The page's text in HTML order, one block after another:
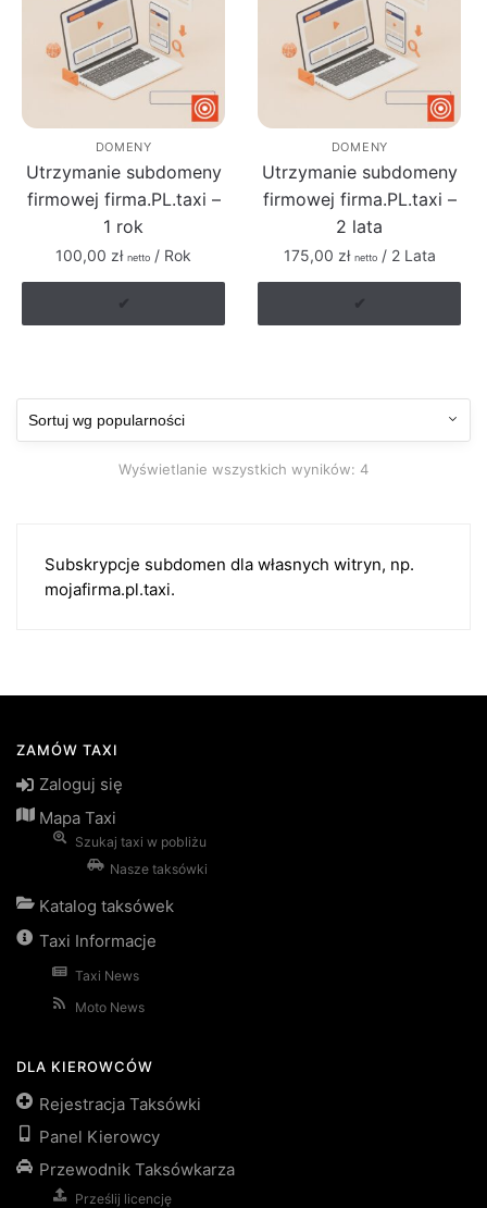
DOMENY
Utrzymanie subdomeny
firmowej firma.PL.taxi –
1 rok
100,00 zł netto / Rok
✔
DOMENY
Utrzymanie subdomeny
firmowej firma.PL.taxi –
2 lata
175,00 zł netto/ 2 Lata
✔
Wyświetlanie wszystkich wyników: 4Posortowane
Subskrypcje subdomen dla własnych witryn, np.
mojafirma.pl.taxi.
ZAMÓW TAXI
Zaloguj się
Mapa Taxi
Szukaj taxi w pobliżu
Nasze taksówki
Katalog taksówek
Taxi Informacje
Taxi News
Moto News
DLA KIEROWCÓW
Rejestracja Taksówki
Panel Kierowcy
Przewodnik Taksówkarza
Prześlij licencję